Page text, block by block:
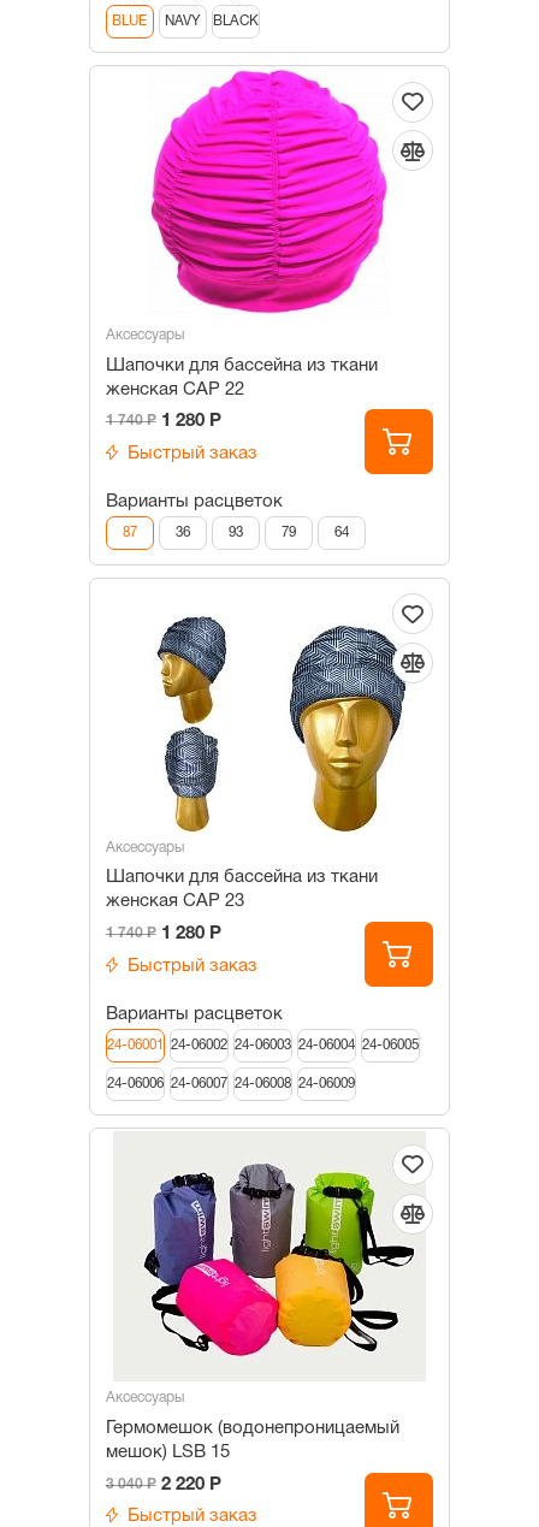
BLUE NAVY BLACK
Аксессуары
Шапочки для бассейна из ткани
женская САР 22
1 740 Р 1 280 Р
Быстрый заказ
Варианты расцветок
87 36 93 79 64
Аксессуары
Шапочки для бассейна из ткани
женская САР 23
1 740 Р 1 280 Р
Быстрый заказ
Варианты расцветок
24-06001 24-06002 24-06003 24-06004 24-06005
24-06006 24-06007 24-06008 24-06009
Аксессуары
Гермомешок (водонепроницаемый
мешок) LSB 15
3 040 Р 2 220 Р
Быстрый заказ